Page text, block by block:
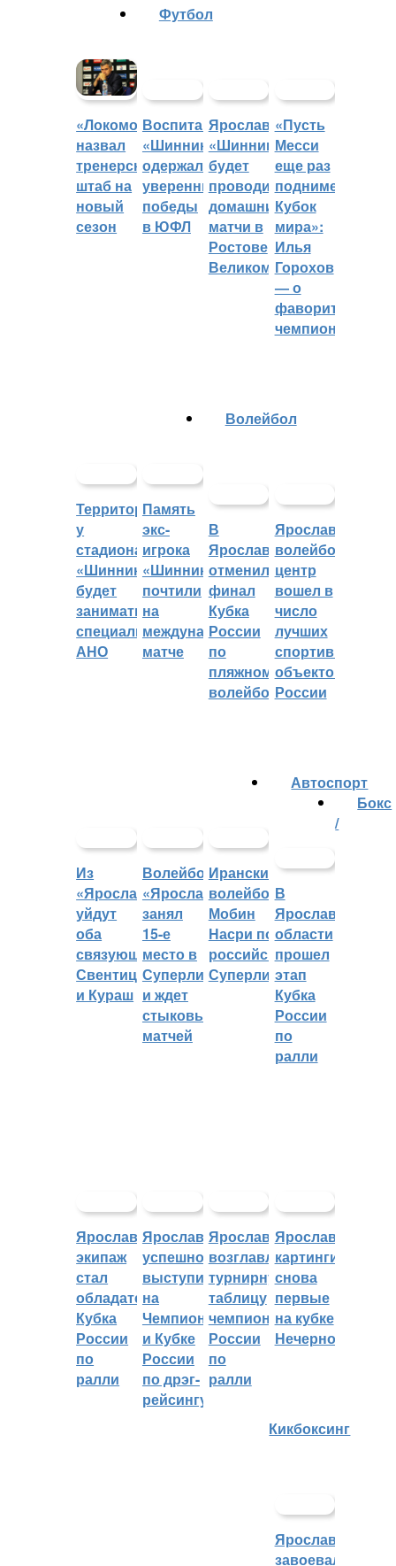
«Локомотив»
назвал
тренерский
штаб на
новый
сезон
Футбол
Воспитанники
«Шинника»
одержали
уверенные
победы
в ЮФЛ
Ярославский
«Шинник»
будет
проводить
домашние
матчи в
Ростове
Великом
«Пусть
Месси
еще раз
поднимет
Кубок
мира»:
Илья
Горохов
— о
фаворитах
чемпионата
Территорией
у
стадиона
«Шинник»
будет
заниматься
специальное
АНО
Память
экс-
игрока
«Шинника»
почтили
на
международном
матче
Волейбол
В
Ярославле
отменили
финал
Кубка
России
по
пляжному
волейболу
Ярославский
волейбольный
центр
вошел в
число
лучших
спортивных
объектов
России
Из
«Ярославича»
уйдут
оба
связующих:
Свентицкис
и Кураш
Волейбольный
«Ярославич»
занял
15-е
место в
Суперлиге
и ждет
стыковых
матчей
Иранский
волейболист
Мобин
Насри покинет
российскую
Суперлигу
Автоспорт
В
Ярославской
области
прошел
этап
Кубка
России
по
ралли
Ярославский
экипаж
стал
обладателем
Кубка
России
по
ралли
Ярославцы
успешно
выступили
на
Чемпионате
и Кубке
России
по дрэг-
рейсингу
Ярославцы
возглавляют
турнирную
таблицу
чемпионата
России
по
ралли
Ярославские
картингисты
снова
первые
на кубке
Нечерноземья
Бокс
/
Кикбоксинг
Ярославцы
завоевали